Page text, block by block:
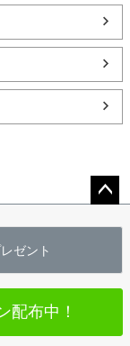
へ
ゼント
配布中！